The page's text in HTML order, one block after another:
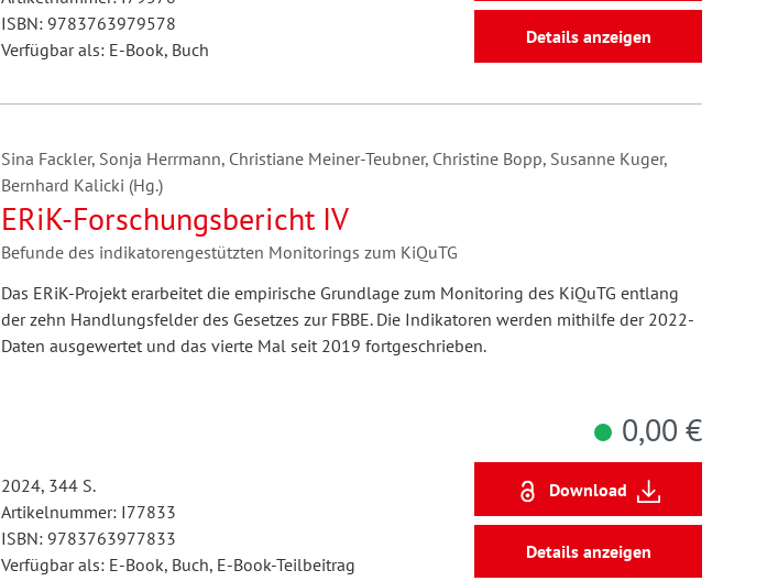
ISBN: 9783763979578
Verfügbar als: E-Book, Buch
Details anzeigen
Sina Fackler, Sonja Herrmann, Christiane Meiner-Teubner, Christine Bopp, Susanne Kuger,
Bernhard Kalicki (Hg.)
ERiK-Forschungsbericht IV
Befunde des indikatorengestützten Monitorings zum KiQuTG
Das ERiK-Projekt erarbeitet die empirische Grundlage zum Monitoring des KiQuTG entlang
der zehn Handlungsfelder des Gesetzes zur FBBE. Die Indikatoren werden mithilfe der 2022-
Daten ausgewertet und das vierte Mal seit 2019 fortgeschrieben.
2024, 344 S.
Artikelnummer: I77833
ISBN: 9783763977833
Verfügbar als: E-Book, Buch, E-Book-Teilbeitrag
0,00 €
Download
Details anzeigen